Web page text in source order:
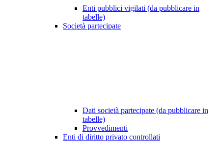
Enti pubblici vigilati (da pubblicare in
tabelle)
Società partecipate
Dati società partecipate (da pubblicare in
tabelle)
Provvedimenti
Enti di diritto privato controllati